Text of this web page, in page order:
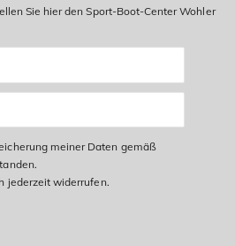
Sie hier den Sport-Boot-Center Wohler
meiner Daten gemäß
jederzeit widerrufen.